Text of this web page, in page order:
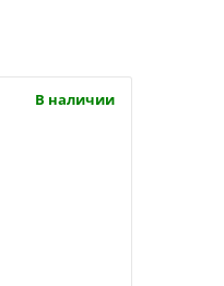
В наличии